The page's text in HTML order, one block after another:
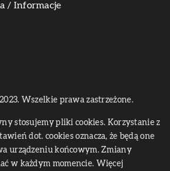
/ Informacje
Wszelkie prawa zastrzeżone.
stosujemy pliki cookies. Korzystanie z
dot. cookies oznacza, że będą one
urządzeniu końcowym. Zmiany
w każdym momencie. Więcej